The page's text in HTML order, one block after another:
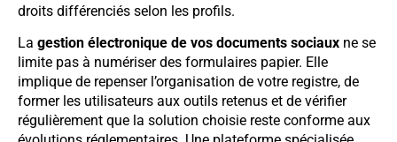
droits différenciés selon les profils.
La gestion électronique de vos documents sociaux ne se
limite pas à numériser des formulaires papier. Elle
implique de repenser l’organisation de votre registre, de
former les utilisateurs aux outils retenus et de vérifier
régulièrement que la solution choisie reste conforme aux